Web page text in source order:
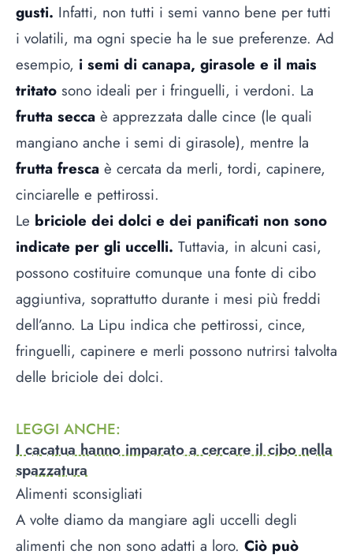
gusti. Infatti, non tutti i semi vanno bene per tutti
i volatili, ma ogni specie ha le sue preferenze. Ad
esempio, i semi di canapa, girasole e il mais
tritato sono ideali per i fringuelli, i verdoni. La
frutta secca è apprezzata dalle cince (le quali
mangiano anche i semi di girasole), mentre la
frutta fresca è cercata da merli, tordi, capinere,
cinciarelle e pettirossi.
Le briciole dei dolci e dei panificati non sono
indicate per gli uccelli. Tuttavia, in alcuni casi,
possono costituire comunque una fonte di cibo
aggiuntiva, soprattutto durante i mesi più freddi
dell’anno. La Lipu indica che pettirossi, cince,
fringuelli, capinere e merli possono nutrirsi talvolta
delle briciole dei dolci.
LEGGI ANCHE:
I cacatua hanno imparato a cercare il cibo nella
spazzatura
Alimenti sconsigliati
A volte diamo da mangiare agli uccelli degli
alimenti che non sono adatti a loro. Ciò può